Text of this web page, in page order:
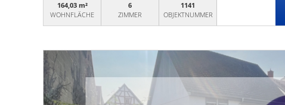
164,03 m²
WOHNFLÄCHE
6
ZIMMER
1141
OBJEKTNUMMER